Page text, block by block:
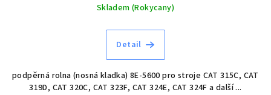
Skladem (Rokycany)
Detail
podpěrná rolna (nosná kladka) 8E-5600 pro stroje CAT 315C, CAT
319D, CAT 320C, CAT 323F, CAT 324E, CAT 324F a další ...